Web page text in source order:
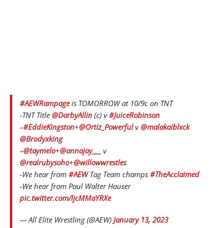
#AEWRampageis TOMORROW at 10/9c on TNT
-TNT Title @DarbyAllin (c) v#JuiceRobinson
–#EddieKingston+@Ortiz_Powerfulv@malakaiblxck
@Brodyxking
–@taymelo+@annajay___
v
@realrubysoho+@willowwrestles
-We hear from #AEWTag Team champs #TheAcclaimed
-We hear from Paul Walter Hauser
pic.twitter.com/ljcMMaYRXe
— All Elite Wrestling (@AEW) January 13, 2023